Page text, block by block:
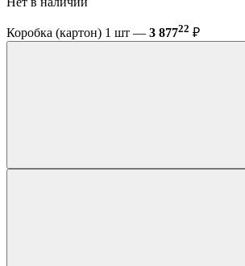
Коробка (картон) 1 шт — 3 87722 ₽